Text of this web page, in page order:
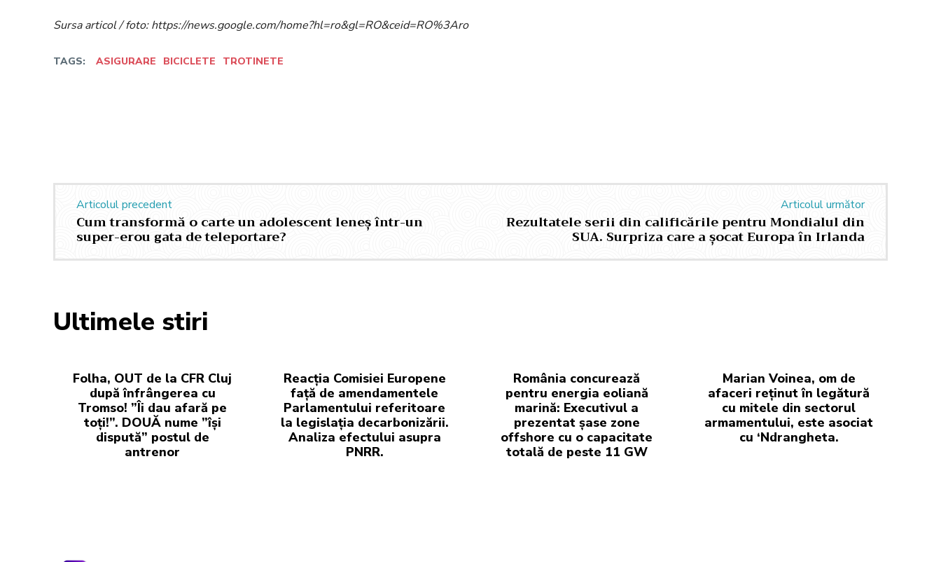
Sursa articol / foto: https://news.google.com/home?hl=ro&gl=RO&ceid=RO%3Aro
TAGS: ASIGURARE BICICLETE TROTINETE
Articolul precedent
Cum transformă o carte un adolescent leneș într-un
super-erou gata de teleportare?
Articolul următor
Rezultatele serii din calificările pentru Mondialul din
SUA. Surpriza care a șocat Europa în Irlanda
Ultimele stiri
Folha, OUT de la CFR Cluj
după înfrângerea cu
Tromso! ”Îi dau afară pe
toți!”. DOUĂ nume ”își
dispută” postul de
antrenor
Reacția Comisiei Europene
față de amendamentele
Parlamentului referitoare
la legislația decarbonizării.
Analiza efectului asupra
PNRR.
România concurează
pentru energia eoliană
marină: Executivul a
prezentat șase zone
offshore cu o capacitate
totală de peste 11 GW
Marian Voinea, om de
afaceri reținut în legătură
cu mitele din sectorul
armamentului, este asociat
cu ‘Ndrangheta.